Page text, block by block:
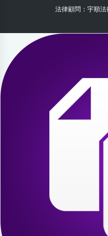
法律顧問：宇順